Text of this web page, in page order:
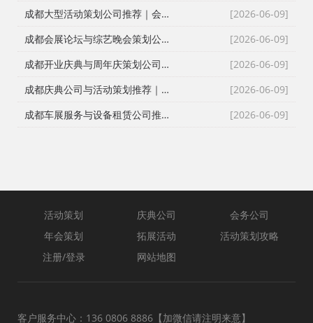
[2026-06-09]
成都大型活动策划公司推荐｜会议策划、庆典执行、年会演艺一站式服务
[2026-06-09]
成都会展论坛与综艺晚会策划公司推荐｜活动策划执行与资源整合专家
[2026-06-09]
成都开业庆典与周年庆策划公司推荐｜专业舞台搭建与高端现场布置
[2026-06-09]
成都庆典公司与活动策划推荐｜跨年晚会、元旦晚会、企业年会一站式执行
[2026-06-09]
成都车展服务与设备租赁公司推荐｜新车上市、试驾活动、巡展全案执行
活动策划 庆典公司
会务公司
年会策划
拓展活动
活动策划攻略
注册/登录
网站地图
客户服务中心：136 0806 8886【加微信请注明来意】